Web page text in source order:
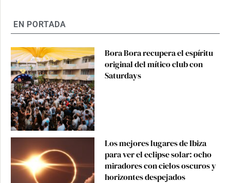
EN PORTADA
Bora Bora recupera el espíritu
original del mítico club con
Saturdays
Los mejores lugares de Ibiza
para ver el eclipse solar: ocho
miradores con cielos oscuros y
horizontes despejados